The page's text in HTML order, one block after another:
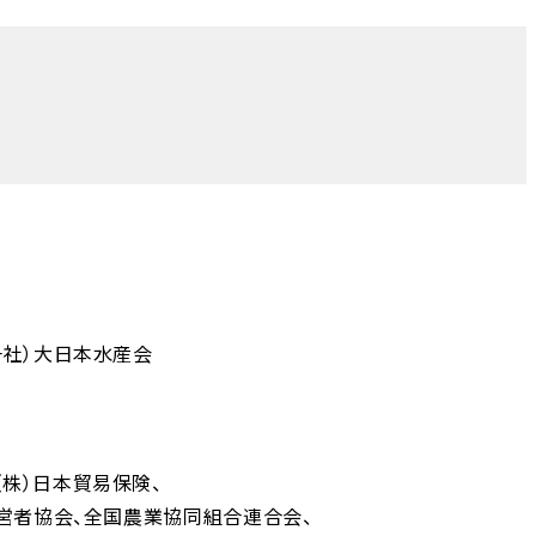
社）大日本水産会
株）日本貿易保険
者協会 全国農業協同組合連合会